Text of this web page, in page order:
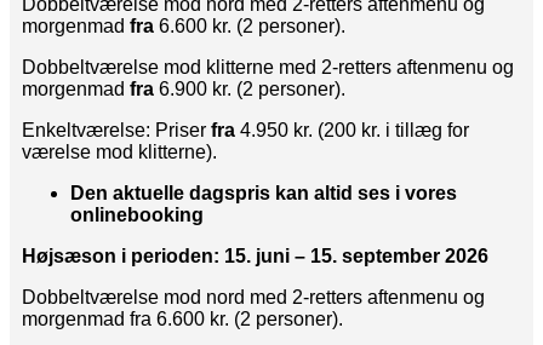
Dobbeltværelse mod nord med 2-retters aftenmenu og
morgenmad fra 6.600 kr. (2 personer).
Dobbeltværelse mod klitterne med 2-retters aftenmenu og
morgenmad fra 6.900 kr. (2 personer).
Enkeltværelse: Priser fra 4.950 kr. (200 kr. i tillæg for
værelse mod klitterne).
Den aktuelle dagspris kan altid ses i vores
onlinebooking
Højsæson i perioden: 15. juni – 15. september 2026
Dobbeltværelse mod nord med 2-retters aftenmenu og
morgenmad fra 6.600 kr. (2 personer).